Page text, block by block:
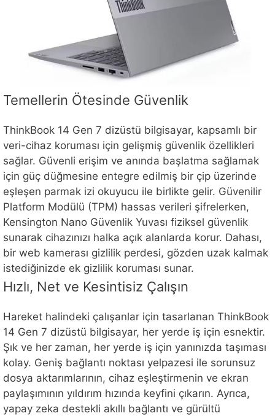
Temellerin Ötesinde Güvenlik
ThinkBook 14 Gen 7 dizüstü bilgisayar, kapsamlı bir
veri-cihaz koruması için gelişmiş güvenlik özellikleri
sağlar. Güvenli erişim ve anında başlatma sağlamak
için güç düğmesine entegre edilmiş bir çip üzerinde
eşleşen parmak izi okuyucu ile birlikte gelir. Güvenilir
Platform Modülü (TPM) hassas verileri şifrelerken,
Kensington Nano Güvenlik Yuvası fiziksel güvenlik
sunarak cihazınızı halka açık alanlarda korur. Dahası,
bir web kamerası gizlilik perdesi, gözden uzak kalmak
istediğinizde ek gizlilik koruması sunar.
Hızlı, Net ve Kesintisiz Çalışın
Hareket halindeki çalışanlar için tasarlanan ThinkBook
14 Gen 7 dizüstü bilgisayar, her yerde iş için esnektir.
Şık ve her zaman, her yerde iş için yanınızda taşıması
kolay. Geniş bağlantı noktası yelpazesi ile sorunsuz
dosya aktarımlarının, cihaz eşleştirmenin ve ekran
paylaşımının yıldırım hızında keyfini çıkarın. Ayrıca,
yapay zeka destekli akıllı bağlantı ve gürültü